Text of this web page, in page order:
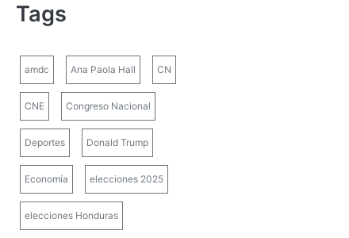
Tags
amdc Ana Paola Hall CN
CNE Congreso Nacional
Deportes Donald Trump
Economía elecciones 2025
elecciones Honduras